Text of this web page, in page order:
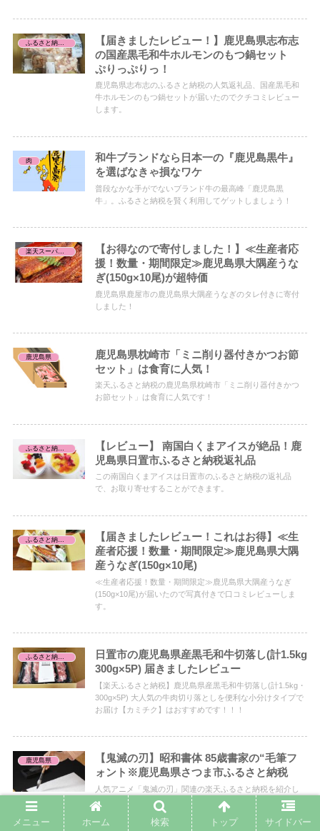
【届きましたレビュー！】鹿児島県志布志
の国産黒毛和牛ホルモンのもつ鍋セット
ぷりっぷりっ！
鹿児島県志布志のふるさと納税の人気返礼品、国産黒毛和
牛ホルモンのもつ鍋セットが届いたのでクチコミレビュー
します。
肉
和牛ブランドなら日本一の『鹿児島黒牛』
を選ばなきゃ損なワケ
普段なかな手がでないブランド牛の最高峰「鹿児島黒
牛」。ふるさと納税を賢く利用してゲットしましょう！
楽天スーパーセール/お買い物マラソン/お買得品
【お得なので寄付しました！】≪生産者応
援！数量・期間限定≫鹿児島県大隅産うな
ぎ(150g×10尾)が超特価
鹿児島県鹿屋市の鹿児島県大隅産うなぎのタレ付きに寄付
しました！
鹿児島県
鹿児島県枕崎市「ミニ削り器付きかつお節
セット」は食育に人気！
楽天ふるさと納税の鹿児島県枕崎市「ミニ削り器付きかつ
お節セット」は食育に人気です！
【レビュー】 南国白くまアイスが絶品！鹿
児島県日置市ふるさと納税返礼品
この南国白くまアイスは日置市のふるさと納税の返礼品
で、お取り寄せすることができます。
【届きましたレビュー！これはお得】≪生
産者応援！数量・期間限定≫鹿児島県大隅
産うなぎ(150g×10尾)
≪生産者応援！数量・期間限定≫鹿児島県大隅産うなぎ
(150g×10尾)が届いたので写真付きで口コミレビューしま
す。
ふるさと納税レビュー
日置市の鹿児島県産黒毛和牛切落し(計1.5kg
300g×5P) 届きましたレビュー
【楽天ふるさと納税】鹿児島県産黒毛和牛切落し(計1.5kg・
300g×5P) 大人気の牛肉切り落としを便利な小分けタイプで
お届け【カミチク】はおすすめです！！！
鹿児島県
【鬼滅の刃】昭和書体 85歳書家の“毛筆フ
ォント※鹿児島県さつま市ふるさと納税
人気アニメ「鬼滅の刃」関連の楽天ふるさと納税を紹介し
ます。
メニュー ホーム 検索 トップ サイドバー